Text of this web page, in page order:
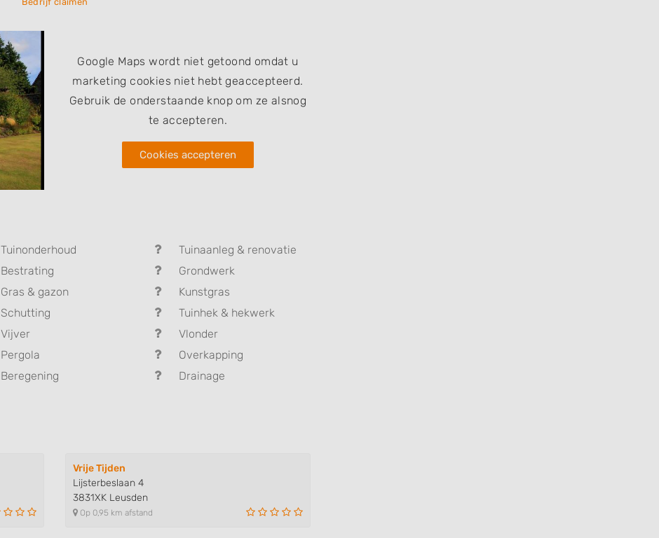
Google Maps wordt niet getoond omdat u
marketing cookies niet hebt geaccepteerd.
Gebruik de onderstaande knop om ze alsnog
te accepteren.
Cookies accepteren
Tuinonderhoud
Tuinaanleg & renovatie
Bestrating
Grondwerk
Gras & gazon
Kunstgras
Schutting
Tuinhek & hekwerk
Vijver
Vlonder
Pergola
Overkapping
Beregening
Drainage
Vrije Tijden
Lijsterbeslaan 4
3831XK Leusden
Op 0,95 km afstand